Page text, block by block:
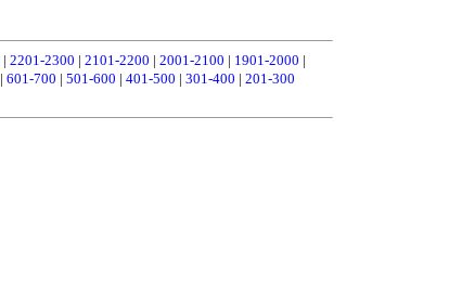
| 2201-2300 | 2101-2200 | 2001-2100 | 1901-2000 |
| 601-700 | 501-600 | 401-500 | 301-400 | 201-300